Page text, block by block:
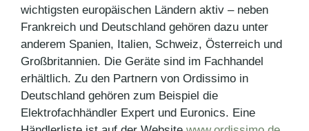
wichtigsten europäischen Ländern aktiv – neben
Frankreich und Deutschland gehören dazu unter
anderem Spanien, Italien, Schweiz, Österreich und
Großbritannien. Die Geräte sind im Fachhandel
erhältlich. Zu den Partnern von Ordissimo in
Deutschland gehören zum Beispiel die
Elektrofachhändler Expert und Euronics. Eine